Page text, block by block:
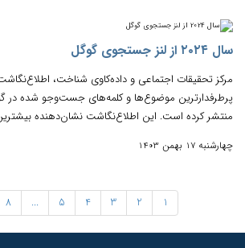
سال ۲۰۲۴ از لنز جستجوی گوگل
مرکز تحقیقات اجتماعی و داده‌کاوی شناخت،
منتشر کرده است. این اطلاع‌نگاشت نشان‌دهنده
چهارشنبه 17 بهمن 1403
1
2
3
4
5
...
8